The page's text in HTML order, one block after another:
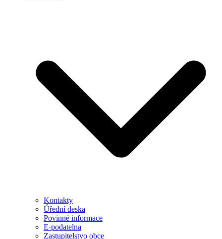
Kontakty
Úřední deska
Povinné informace
E-podatelna
Zastupitelstvo obce